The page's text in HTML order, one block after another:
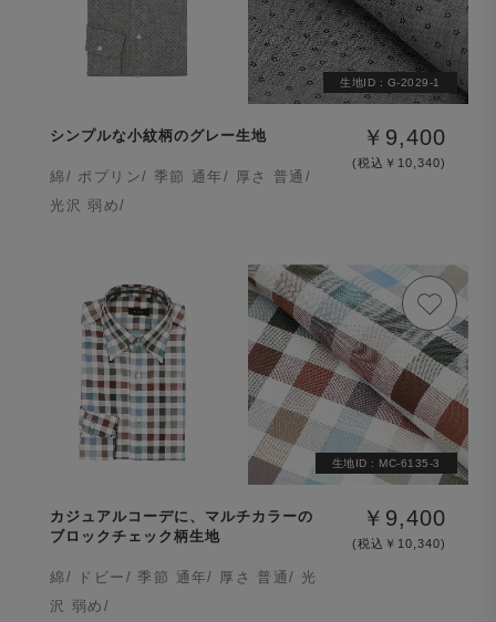
生地ID : G-2029-1
シンプルな小紋柄のグレー生地
綿/ ポプリン/ 季節 通年/ 厚さ 普通/
光沢 弱め/
￥9,400
(税込￥10,340)
生地ID : MC-6135-3
カジュアルコーデに、マルチカラーの
ブロックチェック柄生地
綿/ ドビー/ 季節 通年/ 厚さ 普通/ 光
沢 弱め/
￥9,400
(税込￥10,340)